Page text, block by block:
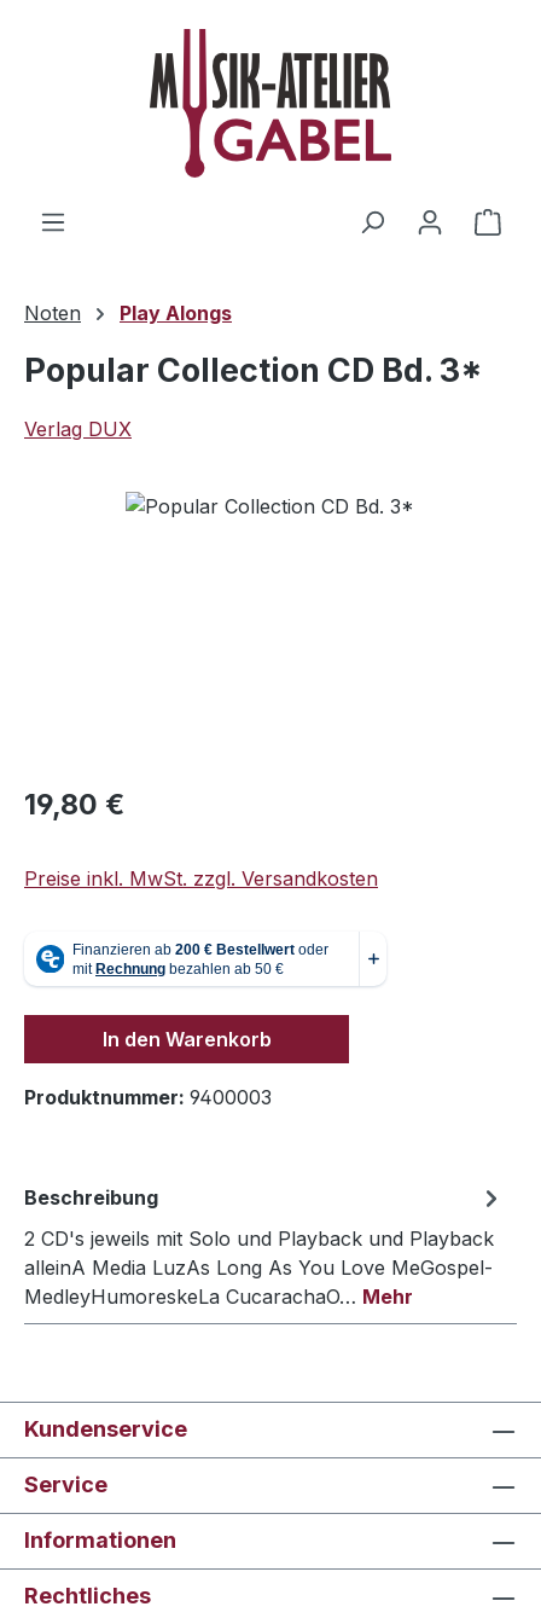
Zum Hauptinhalt springen
Noten Play Alongs
Popular Collection CD Bd. 3*
Verlag DUX
Bildergalerie überspringen
Regulärer Preis:
19,80 €
Preise inkl. MwSt. zzgl. Versandkosten
In den Warenkorb
Produktnummer: 9400003
Beschreibung
2 CD's jeweils mit Solo und Playback und Playback
alleinA Media LuzAs Long As You Love MeGospel-
MedleyHumoreskeLa CucarachaO… Mehr
Kundenservice
Service
Informationen
Rechtliches